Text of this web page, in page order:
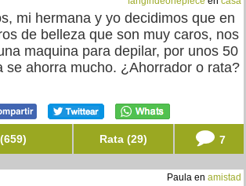
mi hermana y yo decidimos que en
de belleza que son muy caros, nos
maquina para depilar, por unos 50
se ahorra mucho. ¿Ahorrador o rata?
Rata (29) 7
Paula en amistad